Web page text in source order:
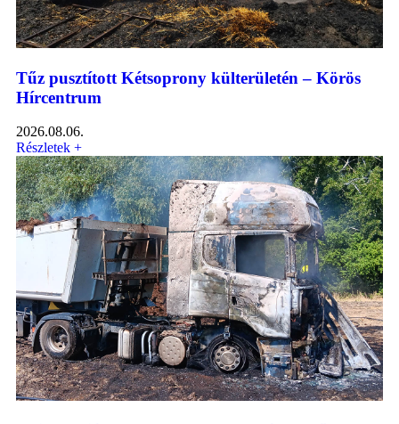
Tűz pusztított Kétsoprony külterületén – Körös
Hírcentrum
2026.08.06.
Részletek +